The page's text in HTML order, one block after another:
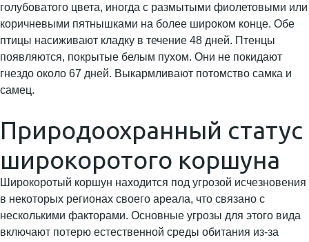
голубоватого цвета, иногда с размытыми фиолетовыми или
коричневыми пятнышками на более широком конце. Обе
птицы насиживают кладку в течение 48 дней. Птенцы
появляются, покрытые белым пухом. Они не покидают
гнездо около 67 дней. Выкармливают потомство самка и
самец.
Природоохранный статус
широкоротого коршуна
Широкоротый коршун находится под угрозой исчезновения
в некоторых регионах своего ареала, что связано с
несколькими факторами. Основные угрозы для этого вида
включают потерю естественной среды обитания из-за